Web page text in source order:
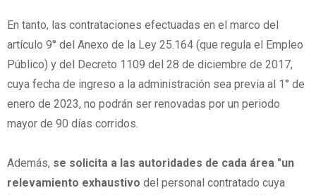
En tanto, las contrataciones efectuadas en el marco del
artículo 9° del Anexo de la Ley 25.164 (que regula el Empleo
Público) y del Decreto 1109 del 28 de diciembre de 2017,
cuya fecha de ingreso a la administración sea previa al 1° de
enero de 2023, no podrán ser renovadas por un periodo
mayor de 90 días corridos.
Además, se solicita a las autoridades de cada área "un
relevamiento exhaustivo del personal contratado cuya